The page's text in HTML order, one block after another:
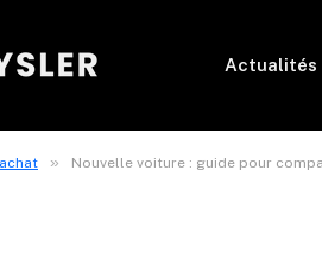
Actualités
» Nouvelle voiture : guide pour